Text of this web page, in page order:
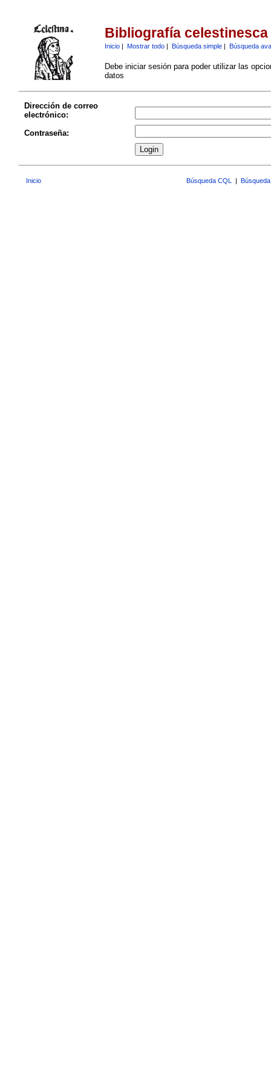
Bibliografía celestinesca
Inicio| Mostrar todo| Búsqueda simple| Búsqueda
Debe iniciar sesión para poder utilizar las
datos
Dirección de correo
electrónico:
Contraseña:
Inicio Búsqueda CQL |